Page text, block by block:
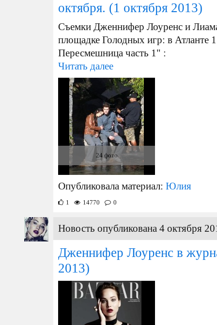
октября. (1 октября 2013)
Съемки Дженнифер Лоуренс и
площадке Голодных игр: в Атланте
Пересмешница часть 1" :
Читать далее
24 фото
Опубликовала материал: Юлия
1 14770 0
Новость опубликована 4 октября
Дженнифер Лоуренс в
2013)